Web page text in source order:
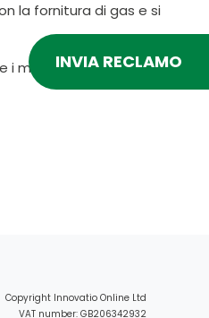
la fornitura di gas e si
i motivi del reclamo e
INVIA RECLAMO
Copyright Innovatio Online Ltd
VAT number: GB206342932